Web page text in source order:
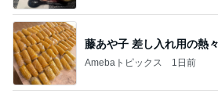
藤あや子 差し入れ用の熱
Amebaトピックス 1日前